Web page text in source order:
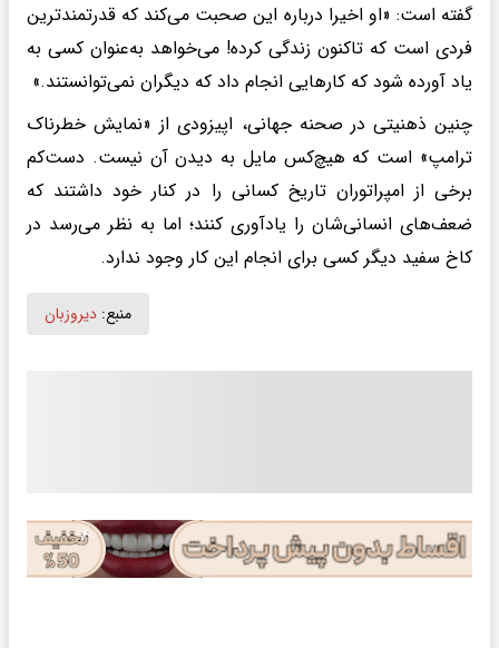
گفته است: «او اخیرا درباره این صحبت می‌کند که قدرتمندترین
فردی است که تاکنون زندگی کرده! می‌خواهد به‌عنوان کسی به
یاد آورده شود که کارهایی انجام داد که دیگران نمی‌توانستند.»
چنین ذهنیتی در صحنه جهانی، اپیزودی از «نمایش خطرناک
ترامپ» است که هیچ‌کس مایل به دیدن آن نیست. دست‌کم
برخی از امپراتوران تاریخ کسانی را در کنار خود داشتند که
ضعف‌های انسانی‌شان را یادآوری کنند؛ اما به نظر می‌رسد در
کاخ سفید دیگر کسی برای انجام این کار وجود ندارد.
منبع: دیروزبان